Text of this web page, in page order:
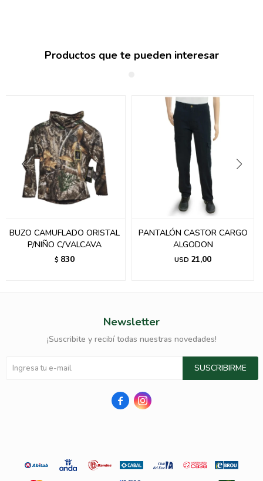
Productos que te pueden interesar
BUZO CAMUFLADO ORISTAL
P/NIÑO C/VALCAVA
$ 830
PANTALÓN CASTOR CARGO
ALGODON
USD 21,00
Newsletter
¡Suscribite y recibí todas nuestras novedades!
SUSCRIBIRME
 